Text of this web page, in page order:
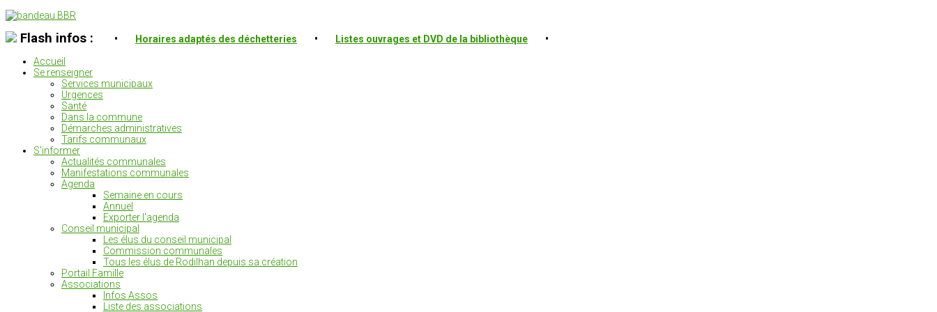
Flash infos : • Horaires adaptés des déchetteries • Listes ouvrages et DVD de la bibliothèque
•
Accueil
Se renseigner
Services municipaux
Urgences
Santé
Dans la commune
Démarches administratives
Tarifs communaux
S'informer
Actualités communales
Manifestations communales
Agenda
Semaine en cours
Annuel
Exporter l'agenda
Conseil municipal
Les élus du conseil municipal
Commission communales
Tous les élus de Rodilhan depuis sa création
Portail Famille
Associations
Infos Assos
Liste des associations